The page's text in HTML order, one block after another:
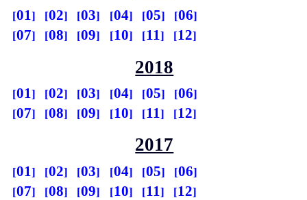
01 02 03 04 05
06
07
08 09 10 11 12
2018
01 02 03 04 05
06
07
08 09 10 11 12
2017
01 02 03 04 05
06
07
08 09 10 11 12